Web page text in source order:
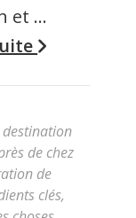
et …
destination
de chez
de
clés,